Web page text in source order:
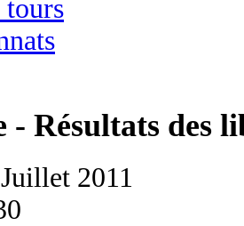
- Résultats des
2011